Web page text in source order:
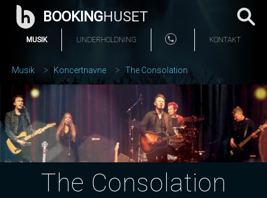
BOOKINGHUSET
MUSIK UNDERHOLDNING KONTAKT
Musik Koncertnavne The Consolation
The Consolation